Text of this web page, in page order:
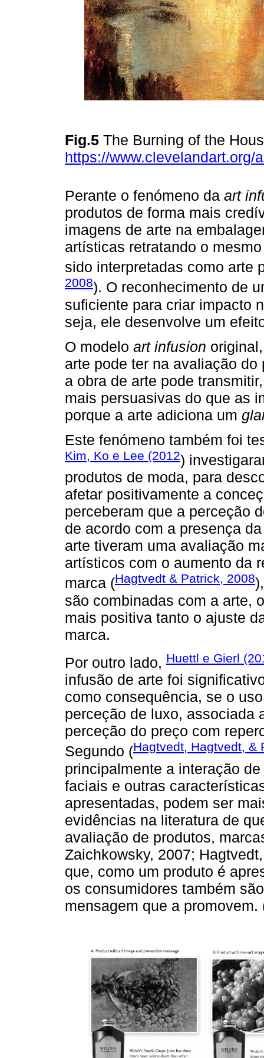
Fig.5 The Burning of the
https://www.clevelandart.org/
Perante o fenómeno da art
produtos de forma mais
imagens de arte na
artísticas retratando o
sido interpretadas como arte
2008). O reconhecimento de
suficiente para criar impacto
seja, ele desenvolve um
O modelo art infusion
arte pode ter na avaliação
a obra de arte pode
mais persuasivas do que as
porque a arte adiciona um
Este fenómeno também foi
Kim, Ko e Lee (2012)
produtos de moda, para
afetar positivamente a
perceberam que a perceção
de acordo com a presença
arte tiveram uma avaliação
artísticos com o aumento da
marca (Hagtvedt & Patrick, 2008
são combinadas com a arte,
mais positiva tanto o ajuste
marca.
Por outro lado, Huettl e Gierl
infusão de arte foi
como consequência, se o
perceção de luxo, associada
perceção do preço com
Segundo (Hagtvedt, Hagtvedt, &
principalmente a interação
faciais e outras
apresentadas, podem ser
evidências na literatura de
avaliação de produtos,
Zaichkowsky, 2007;
que, como um produto é
os consumidores também
mensagem que a